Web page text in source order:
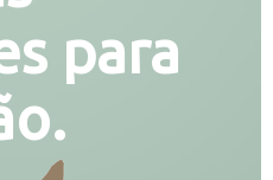
para